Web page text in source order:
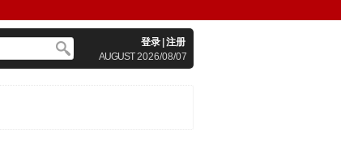
登录 注册
AUGUST2026/08/07